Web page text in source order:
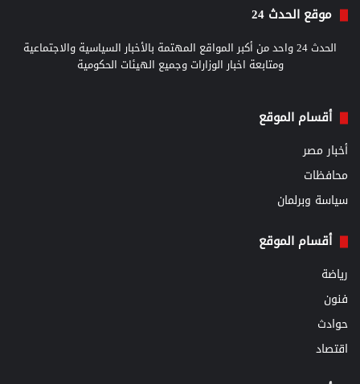
موقع الحدث 24
الحدث 24 واحد من أكبر المواقع المهتمة بالأخبار السياسية والاجتماعية
ومتابعة اخبار الوزارات وجميع الهيئات الحكومية
أقسام الموقع
أخبار مصر
محافظات
سياسة وبرلمان
أقسام الموقع
رياضة
فنون
حوادث
اقتصاد